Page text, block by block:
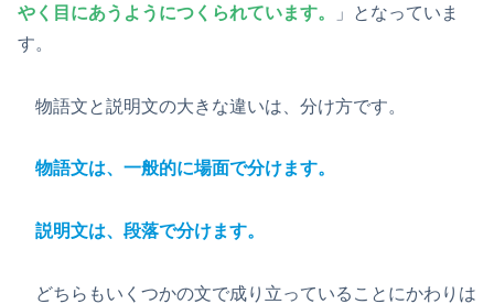
やく目にあうようにつくられています。
」となっていま
す。
物語文と説明文の大きな違いは、分け方です。
物語文は、一般的に場面で分けます。
説明文は、段落で分けます。
どちらもいくつかの文で成り立っていることにかわりは